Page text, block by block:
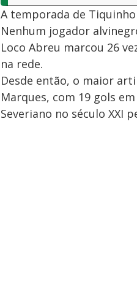
A temporada de
Nenhum jogador
Loco Abreu marcou 26
na rede.
Desde então, o maior
Marques, com 19 gols
Severiano no século XXI